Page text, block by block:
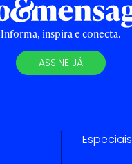
Informa, inspira e conecta.
ASSINE JÁ
Especiais